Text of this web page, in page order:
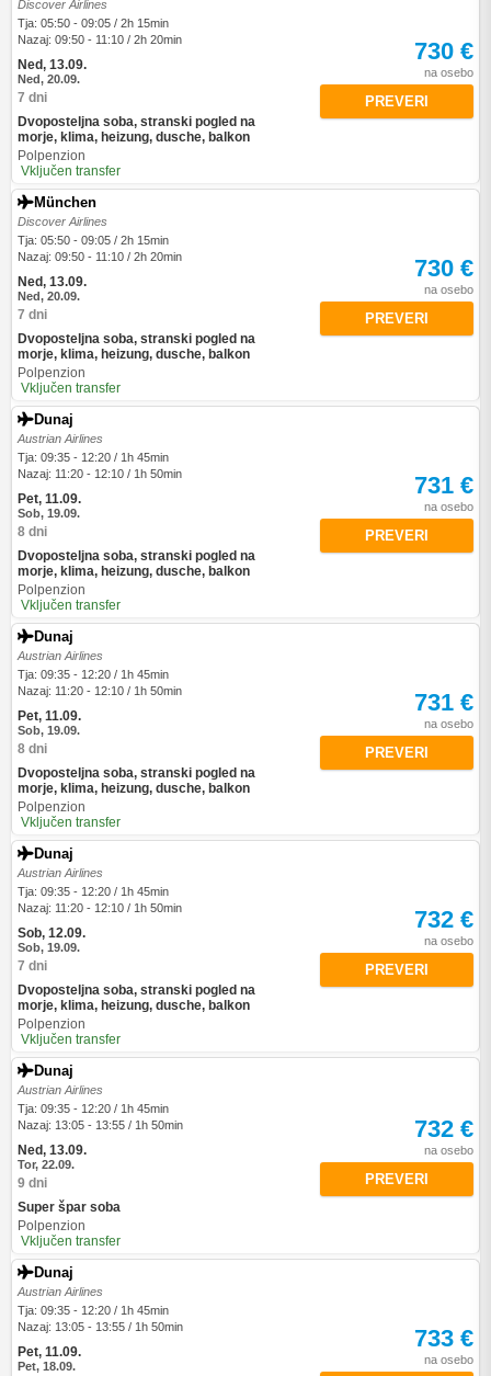
Discover Airlines
Tja: 05:50 - 09:05 / 2h 15min
Nazaj: 09:50 - 11:10 / 2h 20min
Ned, 13.09.
Ned, 20.09.
7 dni
Dvoposteljna soba, stranski pogled na
morje, klima, heizung, dusche, balkon
Polpenzion
Vključen transfer
730 €
na osebo
PREVERI
München
Discover Airlines
Tja: 05:50 - 09:05 / 2h 15min
Nazaj: 09:50 - 11:10 / 2h 20min
Ned, 13.09.
Ned, 20.09.
7 dni
Dvoposteljna soba, stranski pogled na
morje, klima, heizung, dusche, balkon
Polpenzion
Vključen transfer
730 €
na osebo
PREVERI
Dunaj
Austrian Airlines
Tja: 09:35 - 12:20 / 1h 45min
Nazaj: 11:20 - 12:10 / 1h 50min
Pet, 11.09.
Sob, 19.09.
8 dni
Dvoposteljna soba, stranski pogled na
morje, klima, heizung, dusche, balkon
Polpenzion
Vključen transfer
731 €
na osebo
PREVERI
Dunaj
Austrian Airlines
Tja: 09:35 - 12:20 / 1h 45min
Nazaj: 11:20 - 12:10 / 1h 50min
Pet, 11.09.
Sob, 19.09.
8 dni
Dvoposteljna soba, stranski pogled na
morje, klima, heizung, dusche, balkon
Polpenzion
Vključen transfer
731 €
na osebo
PREVERI
Dunaj
Austrian Airlines
Tja: 09:35 - 12:20 / 1h 45min
Nazaj: 11:20 - 12:10 / 1h 50min
Sob, 12.09.
Sob, 19.09.
7 dni
Dvoposteljna soba, stranski pogled na
morje, klima, heizung, dusche, balkon
Polpenzion
Vključen transfer
732 €
na osebo
PREVERI
Dunaj
Austrian Airlines
Tja: 09:35 - 12:20 / 1h 45min
Nazaj: 13:05 - 13:55 / 1h 50min
Ned, 13.09.
Tor, 22.09.
9 dni
Super špar soba
Polpenzion
Vključen transfer
732 €
na osebo
PREVERI
Dunaj
Austrian Airlines
Tja: 09:35 - 12:20 / 1h 45min
Nazaj: 13:05 - 13:55 / 1h 50min
Pet, 11.09.
Pet, 18.09.
733 €
na osebo